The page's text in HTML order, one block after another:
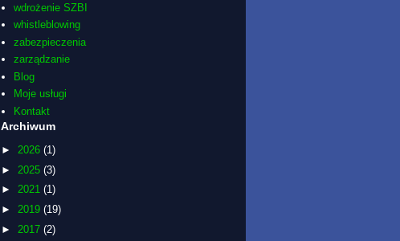
wdrożenie SZBI
whistleblowing
zabezpieczenia
zarządzanie
Blog
Moje usługi
Kontakt
Archiwum
► 2026 (1)
► 2025 (3)
► 2021 (1)
► 2019 (19)
► 2017 (2)